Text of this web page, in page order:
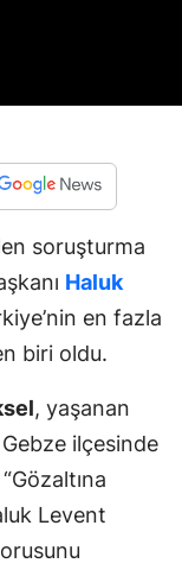
soruşturma
Haluk
en fazla
biri oldu.
, yaşanan
ilçesinde
Levent